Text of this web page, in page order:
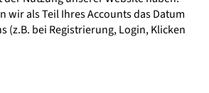
wir als Teil Ihres Accounts das Datum
(z.B. bei Registrierung, Login, Klicken